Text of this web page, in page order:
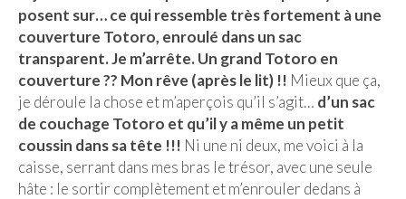
– Sucre
CHILI
CHINE
– Beijing
– Guilin
posent sur… ce qui ressemble très fortement à une
couverture Totoro, enroulé dans un sac
transparent. Je m’arrête. Un grand Totoro en
couverture ?? Mon rêve (après le lit) !! Mieux que ça,
je déroule la chose et m’aperçois qu’il s’agit… d’un sac
de couchage Totoro et qu’il y a même un petit
coussin dans sa tête !!! Ni une ni deux, me voici à la
caisse, serrant dans mes bras le trésor, avec une seule
hâte : le sortir complètement et m’enrouler dedans à